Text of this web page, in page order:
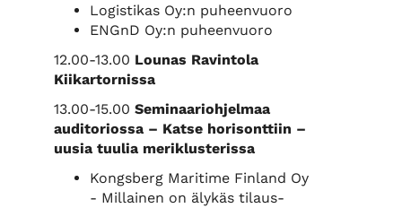
Logistikas Oy:n puheenvuoro
ENGnD Oy:n puheenvuoro
12.00-13.00 Lounas Ravintola
Kiikartornissa
13.00-15.00 Seminaariohjelmaa
auditoriossa – Katse horisonttiin –
uusia tuulia meriklusterissa
Kongsberg Maritime Finland Oy
- Millainen on älykäs tilaus-